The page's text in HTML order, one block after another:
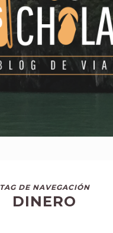
TAG DE NAVEGACIÓN
DINERO